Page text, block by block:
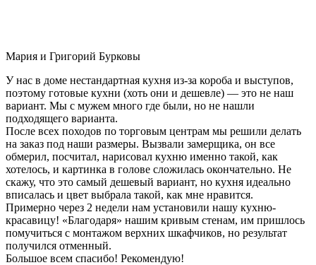
Мария и Григорий Бурковы
У нас в доме нестандартная кухня из-за короба и выступов,
поэтому готовые кухни (хоть они и дешевле) — это не наш
вариант. Мы с мужем много где были, но не нашли
подходящего варианта.
После всех походов по торговым центрам мы решили делать
на заказ под наши размеры. Вызвали замерщика, он все
обмерил, посчитал, нарисовал кухню именно такой, как
хотелось, и картинка в голове сложилась окончательно. Не
скажу, что это самый дешевый вариант, но кухня идеально
вписалась и цвет выбрала такой, как мне нравится.
Примерно через 2 недели нам установили нашу кухню-
красавицу! «Благодаря» нашим кривым стенам, им пришлось
помучиться с монтажом верхних шкафчиков, но результат
получился отменный.
Большое всем спасибо! Рекомендую!